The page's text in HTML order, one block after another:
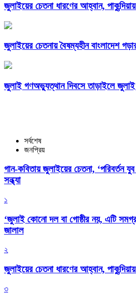
জুলাইয়ের চেতনা ধারণের আহ্বান,
জুলাইয়ের চেতনায় বৈষম্যহীন বাংলাদেশ
জুলাই গণঅভ্যুত্থান দিবসে তাড়াইলে জুলাই
সর্বশেষ
জনপ্রিয়
গান-কবিতায় জুলাইয়ের চেতনা, ‘পরিবর্তন
সন্ধ্যা
১
‘জুলাই কোনো দল বা গোষ্ঠীর নয়, এটি
জালাল
২
জুলাইয়ের চেতনা ধারণের আহ্বান,
৩